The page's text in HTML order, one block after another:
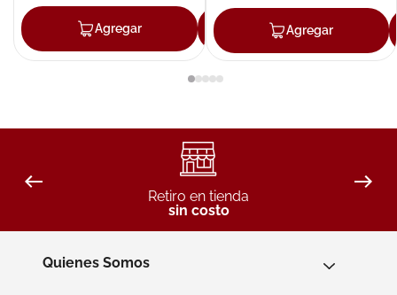
Agregar Agregar
Agregar
Retiro en tienda
sin costo
Quienes Somos